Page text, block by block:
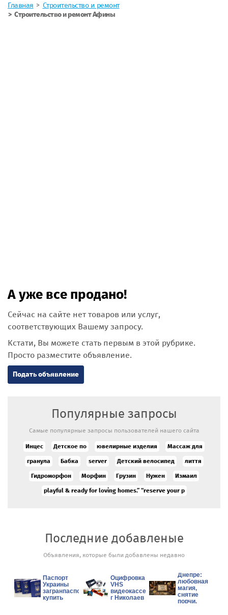
Главная
Строительство и ремонт
Строительство и ремонт Афины
А уже все продано!
Сейчас на сайте нет товаров или услуг,
соответствующих Вашему запросу.
Кстати, Вы можете стать первым в этой рубрике.
Просто разместите объявление.
Подать объявление
Популярные запросы
Самые популярные запросы пользователей нашего сайта
Инцес Детское по ювелирные изделия Массаж для
гранула Бабка server Детский велосипед лиття
Гидроморфон Морфин Грузин Нужен Измаил
playful & ready for loving homes.” “reserve your p
Последние добавленые
Объявления, которые были добавлены недавно
Паспорт
Украины
загранпаспорт
купить
Оцифровка
VHS
видеокассет
г Николаев
Сильный
Днепре:
любовная
магия,
снятие
порчи,